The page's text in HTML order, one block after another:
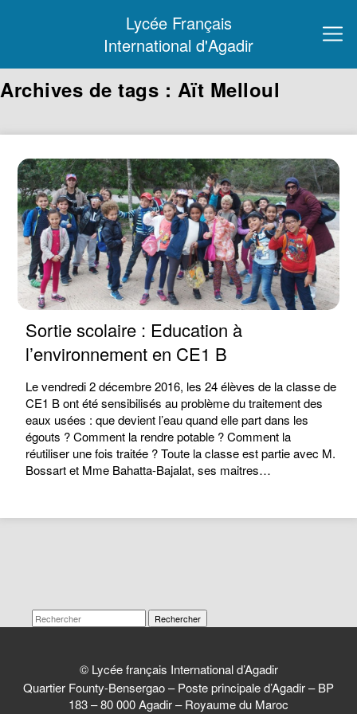
Lycée Français
International d'Agadir
Archives de tags : Aït Melloul
Sortie scolaire : Education à
l’environnement en CE1 B
Le vendredi 2 décembre 2016, les 24 élèves de la classe de
CE1 B ont été sensibilisés au problème du traitement des
eaux usées : que devient l’eau quand elle part dans les
égouts ? Comment la rendre potable ? Comment la
réutiliser une fois traitée ? Toute la classe est partie avec M.
Bossart et Mme Bahatta-Bajalat, ses maitres…
Rechercher
© Lycée français International d’Agadir
Quartier Founty-Bensergao – Poste principale d’Agadir – BP
183 – 80 000 Agadir – Royaume du Maroc